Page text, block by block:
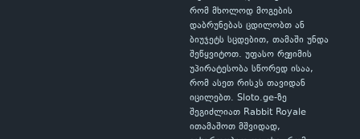
რომ მხოლოდ მოგების
დაბრუნებას ცდილობთ ან
ბიუჯეტს სცდებით, თამაში უნდა
შეწყვიტოთ. უფასო რეჟიმის
უპირატესობა სწორედ ისაა,
რომ ასეთ რისკს თავიდან
იცილებთ. Sloto.ge-ზე
შეგიძლიათ Rabbit Royale
ითამაშოთ მშვიდად,